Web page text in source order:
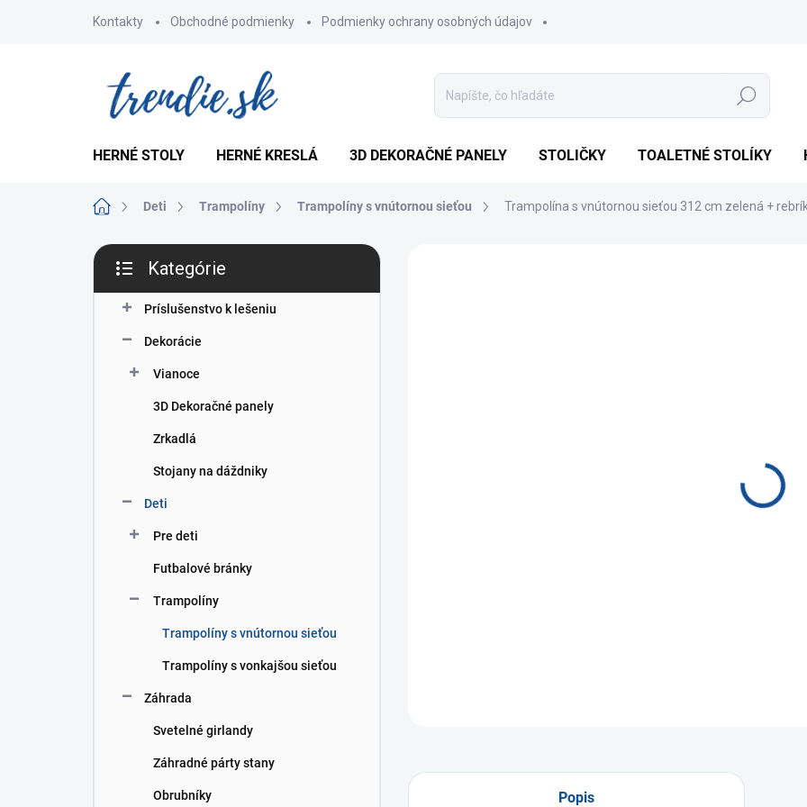
Kontakty Obchodné podmienky Podmienky ochrany osobných údajov
Hľadať
HERNÉ STOLY HERNÉ KRESLÁ 3D DEKORAČNÉ PANELY STOLIČKY TOALETNÉ STOLÍKY
DomovDeti Trampolíny Trampolíny s vnútornou sieťou Trampolína s vnútornou sieťou 312 cm zelená + rebrík
B
č
kategórie
Kategórie
Príslušenstvo k lešeniu
Dekorácie
Vianoce
3D Dekoračné panely
Zrkadlá
Stojany na dáždniky
Deti
Pre deti
Futbalové bránky
Trampolíny
Trampolíny s vnútornou sieťou
Trampolíny s vonkajšou sieťou
Záhrada
Svetelné girlandy
Záhradné párty stany
Obrubníky Popis